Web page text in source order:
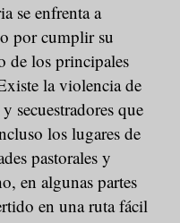
se enfrenta a
por cumplir su
de los principales
la violencia de
secuestradores que
los lugares de
pastorales y
en algunas partes
en una ruta fácil